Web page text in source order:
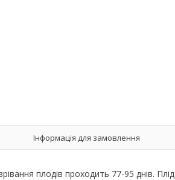
Інформація для замовлення
плодів проходить 77-95 днів. Плід